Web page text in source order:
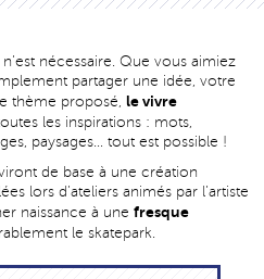
nécessaire. Que vous aimiez
partager une idée, votre
thème proposé, le vivre
les inspirations : mots,
paysages… tout est possible !
de base à une création
lors d’ateliers animés par l’artiste
naissance à une fresque
le skatepark.